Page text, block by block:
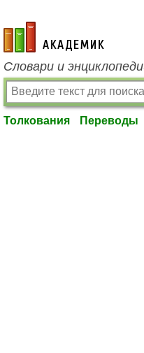
academic.ru
Словари и
Толкования Переводы